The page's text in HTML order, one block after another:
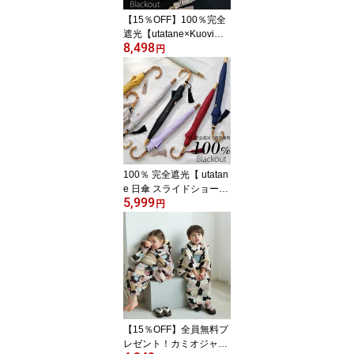
ンズ 子供 ユニセックス]2
026新作
【15％OFF】100％完全
遮光【utatane×Kuovi日
傘 折りたたみ トップレ
ス 2段 55cm｜オーチャ
ードバンブー タッセル
付】遮光率100％ UVカ
ット99.9%以上 遮熱 涼
しい 晴雨兼用 1級遮光 撥
水 軽量｜たたみやすい｜
大判｜竹製 高見え 北欧
フィンランド クオヴィ
[レディース]
8,498円
100％ 完全遮光【 utatan
e 日傘 スライドショート
47cm | 無地 バンブー タ
UVカット99.9%以上 遮
熱 涼しい 晴雨兼用 1級遮
光 撥水 軽量 | 長傘 | 持ち
やすい たたみやすい 竹
製 高見え レディース メ
ンズ 子供 ユニセックス 2
026再入荷
5,999円
【15％OFF】全員無料プ
レゼント！カミオジャパ